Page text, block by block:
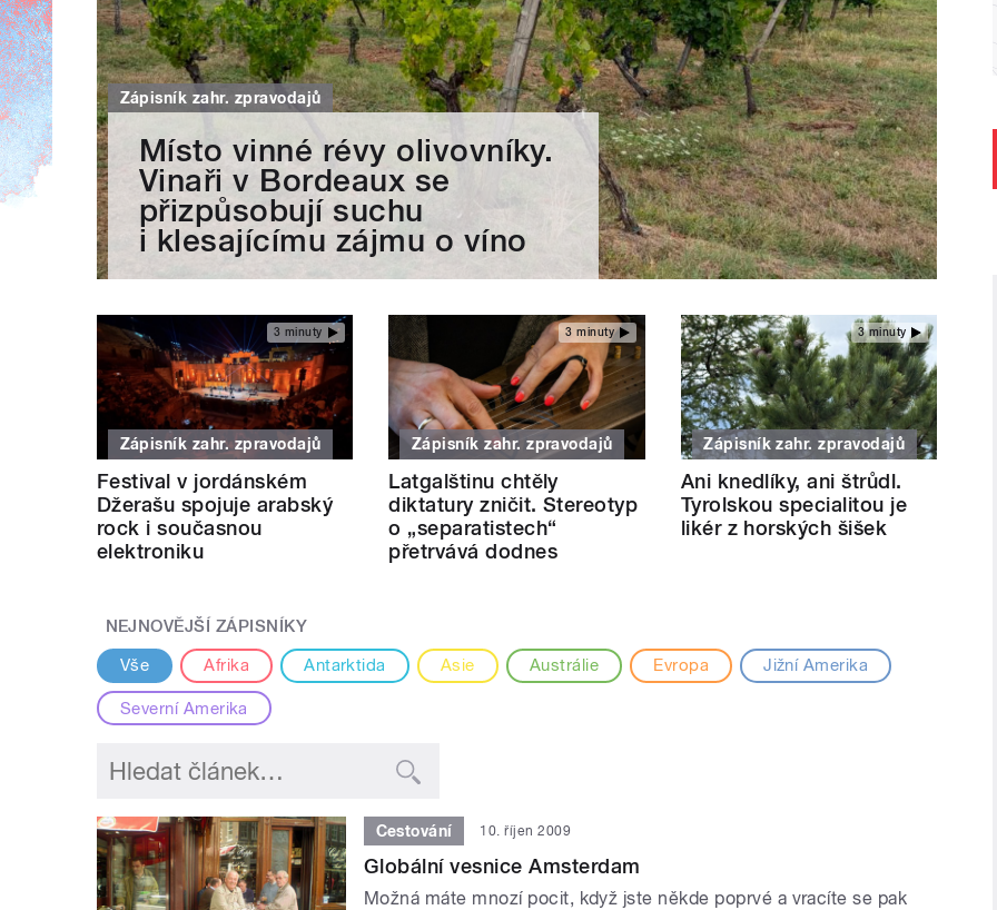
Zápisník zahr. zpravodajů
Místo vinné révy olivovníky.
Vinaři v Bordeaux se
přizpůsobují suchu
i klesajícímu zájmu o víno
3 minuty
Zápisník zahr. zpravodajů
Festival v jordánském
Džerašu spojuje arabský
rock i současnou
elektroniku
3 minuty
Zápisník zahr. zpravodajů
Latgalštinu chtěly
diktatury zničit. Stereotyp
o „separatistech“
přetrvává dodnes
3 minuty
Zápisník zahr. zpravodajů
Ani knedlíky, ani štrůdl.
Tyrolskou specialitou je
likér z horských šišek
NEJNOVĚJŠÍ ZÁPISNÍKY
Vše
Afrika Antarktida Asie Austrálie Evropa Jižní Amerika
Severní Amerika
Cestování 10. říjen 2009
Globální vesnice Amsterdam
Možná máte mnozí pocit, když jste někde poprvé a vracíte se pak